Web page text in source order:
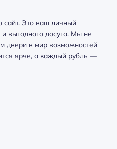
сайт. Это ваш личный
выгодного досуга. Мы не
двери в мир возможностей
ярче, а каждый рубль —